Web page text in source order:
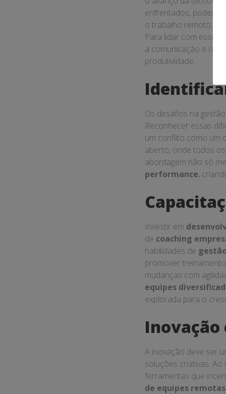
enfrentados, podem
o trabalho remoto,
Para lidar com esse
a comunicação e o
produtividade.
Os desafios na
Reconhecer essas
um conflito como um
aberto, onde todos
abordagem não só
performance,
Investir em
de coaching
habilidades de
promover
mudanças com
equipes
explorada para o
Inovação
A inovação deve ser
soluções criativas. Ao
ferramentas que
de equipes remotas